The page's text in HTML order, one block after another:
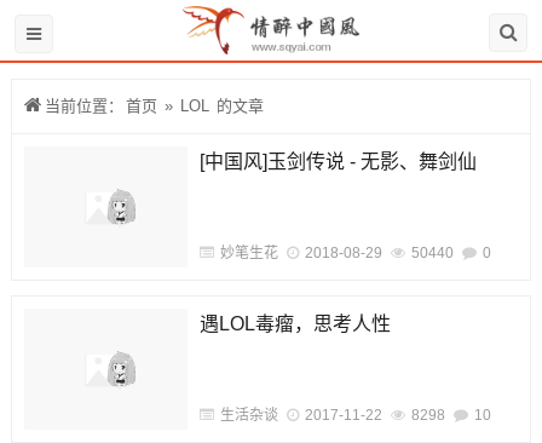
当前位置： 首页 » LOL 的文章
[中国风]玉剑传说 - 无影、舞剑仙
妙笔生花 2018-08-29 50440 0
遇LOL毒瘤，思考人性
生活杂谈 2017-11-22 8298 10